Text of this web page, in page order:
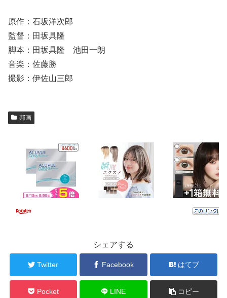
原作：石坂洋次郎
監督：田坂具隆
脚本：田坂具隆 池田一朗
音楽：佐藤勝
撮影：伊佐山三郎
邦画
シェアする
Twitter Facebook はてブ
Pocket LINE コピー